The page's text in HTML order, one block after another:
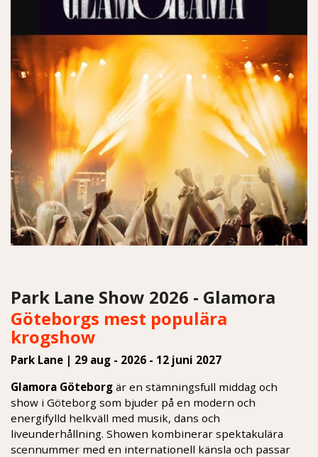
Park Lane Show 2026 - Glamora
Göteborgs mest populära
krogshow
Park Lane | 29 aug - 2026 - 12 juni 2027
Glamora Göteborg är en stämningsfull middag och
show i Göteborg som bjuder på en modern och
energifylld helkväll med musik, dans och
liveunderhållning. Showen kombinerar spektakulära
scennummer med en internationell känsla och passar